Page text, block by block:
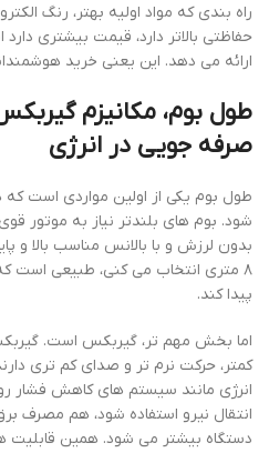
راه بندی که مواد اولیه بهتر، رنگ
حفاظتی بالاتر دارد، قیمت بیشتری
ارائه می دهد. این یعنی خرید
طول بوم، مکانیزم
صرفه جویی در انرژی
طول بوم یکی از اولین مواردی است
شود. بوم های بلندتر نیاز به موتور
۸ متری انتخاب می کنی، طبیعی است که
پیدا کند.
اما بخش مهم تر، گیربکس است.
کمتر، حرکت نرم تر و صدای کم تری
انرژی مانند سیستم های کاهش فشار
انتقال نیرو استفاده شود، هم مصرف
دستگاه بیشتر می شود. همین قابلیت